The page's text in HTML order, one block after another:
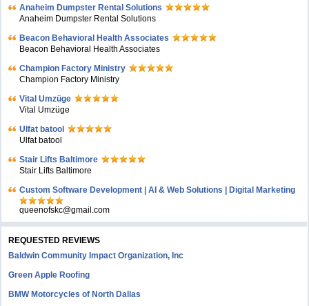
Anaheim Dumpster Rental Solutions
Anaheim Dumpster Rental Solutions
Beacon Behavioral Health Associates
Beacon Behavioral Health Associates
Champion Factory Ministry
Champion Factory Ministry
Vital Umzüge
Vital Umzüge
Ulfat batool
Ulfat batool
Stair Lifts Baltimore
Stair Lifts Baltimore
Custom Software Development | AI & Web Solutions | Digital Marketing
queenofskc@gmail.com
REQUESTED REVIEWS
Baldwin Community Impact Organization, Inc
Green Apple Roofing
BMW Motorcycles of North Dallas